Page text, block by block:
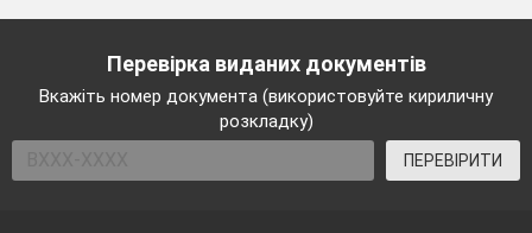
Перевірка виданих документів
Вкажіть номер документа (використовуйте кириличну
розкладку)
ПЕРЕВІРИТИ